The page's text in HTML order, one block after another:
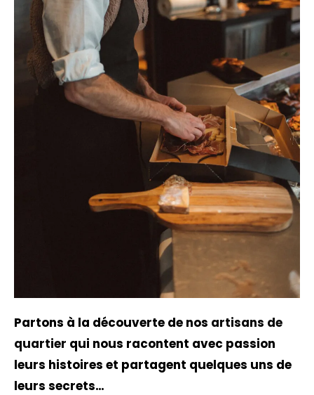
Partons à la découverte de nos artisans de
quartier qui nous racontent avec passion
leurs histoires et partagent quelques uns de
leurs secrets…